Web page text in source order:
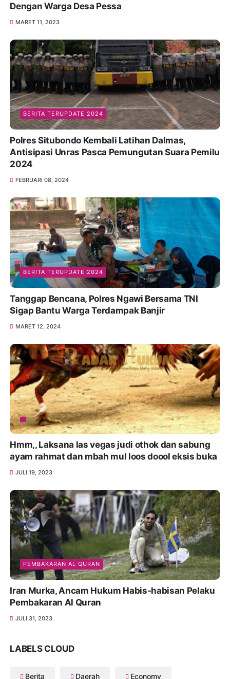
Dengan Warga Desa Pessa
MARET 11, 2023
BERITA TERUPDATE 2024
Polres Situbondo Kembali Latihan Dalmas,
Antisipasi Unras Pasca Pemungutan Suara Pemilu
2024
FEBRUARI 08, 2024
BERITA TERUPDATE 2024
Tanggap Bencana, Polres Ngawi Bersama TNI
Sigap Bantu Warga Terdampak Banjir
MARET 12, 2024
Hmm,, Laksana las vegas judi othok dan sabung
ayam rahmat dan mbah mul loos doool eksis buka
JULI 19, 2023
PEMBAKARAN AL QURAN
Iran Murka, Ancam Hukum Habis-habisan Pelaku
Pembakaran Al Quran
JULI 31, 2023
LABELS CLOUD
Berita Daerah Economy